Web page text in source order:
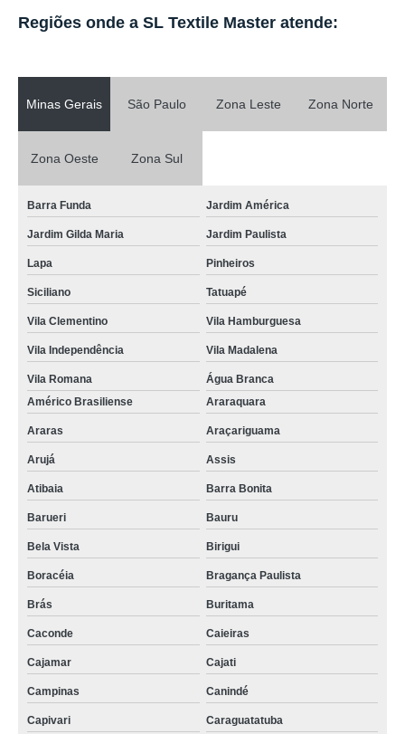
Regiões onde a SL Textile Master atende:
Minas Gerais São Paulo Zona Leste Zona Norte
Zona Oeste Zona Sul
Barra Funda Jardim América
Jardim Gilda Maria Jardim Paulista
Lapa Pinheiros
Siciliano Tatuapé
Vila Clementino Vila Hamburguesa
Vila Independência Vila Madalena
Vila Romana
Água Branca
Américo Brasiliense
Araraquara
Araras Araçariguama
Arujá Assis
Atibaia Barra Bonita
Barueri Bauru
Bela Vista Birigui
Boracéia Bragança Paulista
Brás Buritama
Caconde Caieiras
Cajamar Cajati
Campinas Canindé
Capivari Caraguatatuba